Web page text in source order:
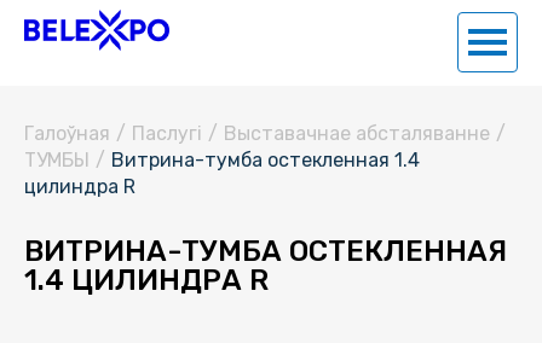
Галоўная / Паслугi / Выставачнае абсталяванне /
ТУМБЫ / Витрина-тумба остекленная 1.4
цилиндра R
ВИТРИНА-ТУМБА ОСТЕКЛЕННАЯ
1.4 ЦИЛИНДРА R